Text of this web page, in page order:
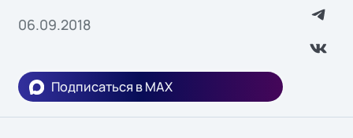
06.09.2018
Подписаться в MAX